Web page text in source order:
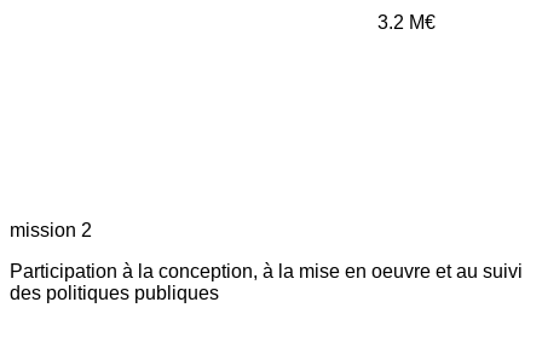
3.2 M€
mission 2
Participation à la conception, à la mise en oeuvre et au suivi
des politiques publiques